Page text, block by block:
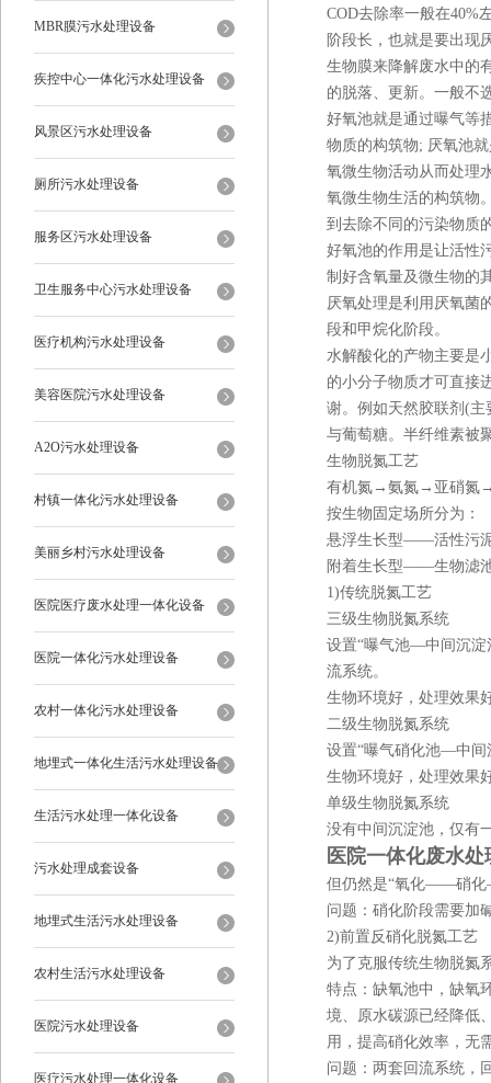
MBR膜污水处理设备
疾控中心一体化污水处理设备
风景区污水处理设备
厕所污水处理设备
服务区污水处理设备
卫生服务中心污水处理设备
医疗机构污水处理设备
美容医院污水处理设备
A2O污水处理设备
村镇一体化污水处理设备
美丽乡村污水处理设备
医院医疗废水处理一体化设备
医院一体化污水处理设备
农村一体化污水处理设备
地埋式一体化生活污水处理设备
生活污水处理一体化设备
污水处理成套设备
地埋式生活污水处理设备
农村生活污水处理设备
医院污水处理设备
医疗污水处理一体化设备
COD去除率一般在40%
阶段长，也就是要出现
生物膜来降解废水中的
的脱落、更新。一般不
好氧池就是通过曝气等
物质的构筑物; 厌氧池
氧微生物活动从而处理
氧微生物生活的构筑物
到去除不同的污染物质
好氧池的作用是让活性
制好含氧量及微生物的
厌氧处理是利用厌氧菌
段和甲烷化阶段。
水解酸化的产物主要是
的小分子物质才可直接
谢。例如天然胶联剂(
与葡萄糖。半纤维素被
生物脱氮工艺
有机氮→氨氮→亚硝氮→
按生物固定场所分为：
悬浮生长型——活性污
附着生长型——生物滤
1)传统脱氮工艺
三级生物脱氮系统
设置“曝气池—中间沉淀
流系统。
生物环境好，处理效果
二级生物脱氮系统
设置“曝气硝化池—中间
生物环境好，处理效果
单级生物脱氮系统
没有中间沉淀池，仅有
医院一体化废水处
但仍然是“氧化——硝
问题：硝化阶段需要加
2)前置反硝化脱氮工艺
为了克服传统生物脱氮
特点：缺氧池中，缺氧
境、原水碳源已经降低
用，提高硝化效率，无
问题：两套回流系统，